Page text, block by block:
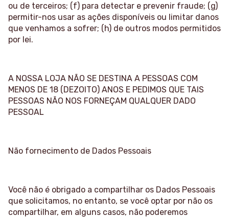
ou de terceiros; (f) para detectar e prevenir fraude; (g)
permitir-nos usar as ações disponíveis ou limitar danos
que venhamos a sofrer; (h) de outros modos permitidos
por lei.
A NOSSA LOJA NÃO SE DESTINA A PESSOAS COM
MENOS DE 18 (DEZOITO) ANOS E PEDIMOS QUE TAIS
PESSOAS NÃO NOS FORNEÇAM QUALQUER DADO
PESSOAL
Não fornecimento de Dados Pessoais
Você não é obrigado a compartilhar os Dados Pessoais
que solicitamos, no entanto, se você optar por não os
compartilhar, em alguns casos, não poderemos